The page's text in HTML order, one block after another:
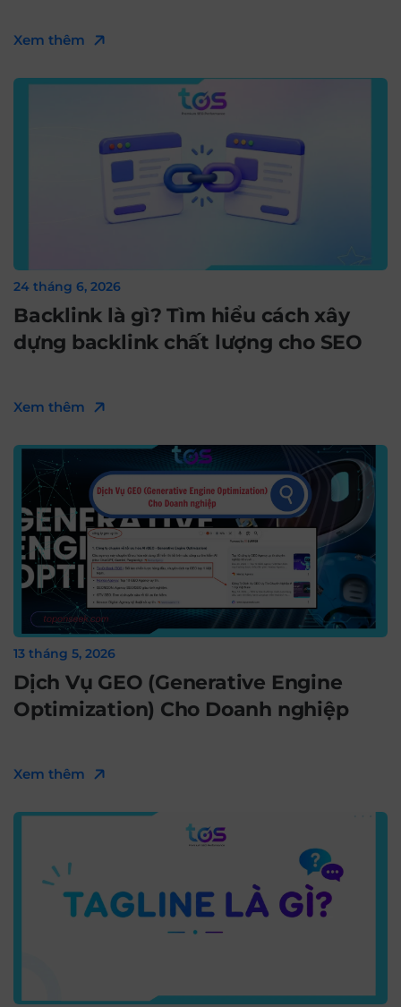
Xem thêm
24 tháng 6, 2026
Backlink là gì? Tìm hiểu cách xây
dựng backlink chất lượng cho SEO
Xem thêm
13 tháng 5, 2026
Dịch Vụ GEO (Generative Engine
Optimization) Cho Doanh nghiệp
Xem thêm